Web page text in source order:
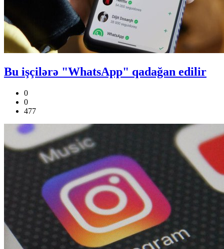
Bu işçilərə "WhatsApp" qadağan edilir
0
0
477